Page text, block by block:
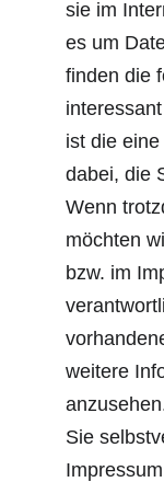
sie im
es um
finden die
ist die
dabei, die
Wenn
möchten
bzw. im
weitere
Sie